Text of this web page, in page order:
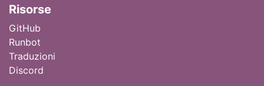
Risorse
GitHub
Runbot
Traduzioni
Discord